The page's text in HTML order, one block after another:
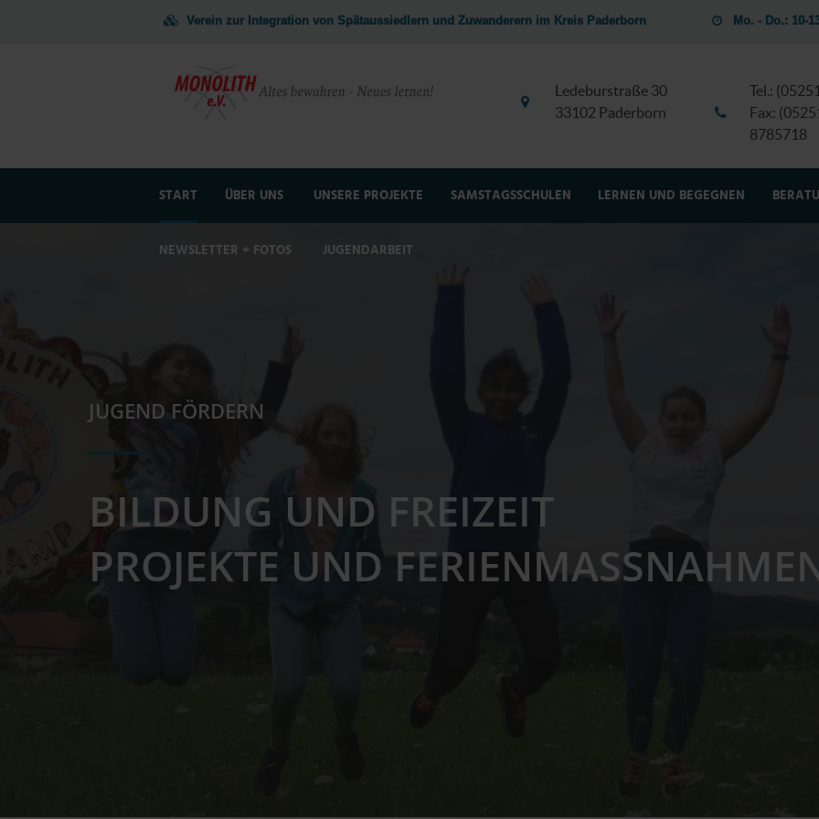
Verein zur Integration von Spätaussiedlern und Zuwanderern im Kreis Paderborn Mo. - Do.: 10-
Ledeburstraße 30
33102 Paderborn
Tel.:
Fax:
8785718
START ÜBER UNS UNSERE PROJEKTE SAMSTAGSSCHULEN LERNEN UND BEGEGNEN
NEWSLETTER + FOTOS JUGENDARBEIT
JUGEND FÖRDERN
BILDUNG UND FREIZEIT
PROJEKTE UND